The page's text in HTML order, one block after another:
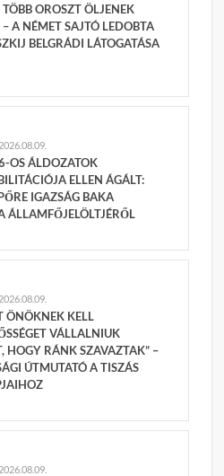
OROSZT ÖLJENEK
– A NÉMET SAJTÓ LEDOBTA
BELGRÁDI LÁTOGATÁSA
2026.08.09.
OS ÁLDOZATOK
ELLEN ÁGÁLT:
IGAZSÁG BAKA
ÁLLAMFŐJELÖLTJÉRŐL
2026.08.09.
ÖNÖKNEK KELL
VÁLLALNIUK
HOGY RÁNK SZAVAZTAK” –
ÚTMUTATÓ A TISZÁS
2026.08.09.